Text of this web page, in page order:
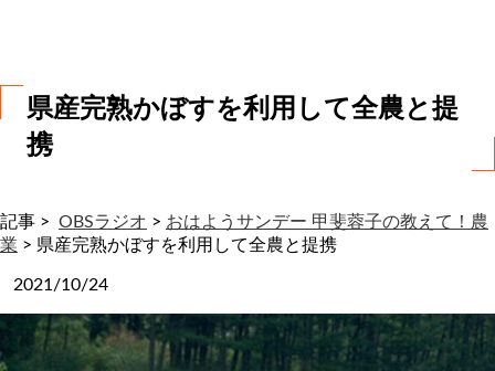
県産完熟かぼすを利用して全農と提
携
記事 > OBSラジオ > おはようサンデー 甲斐蓉子の教えて！農
業 > 県産完熟かぼすを利用して全農と提携
2021/10/24